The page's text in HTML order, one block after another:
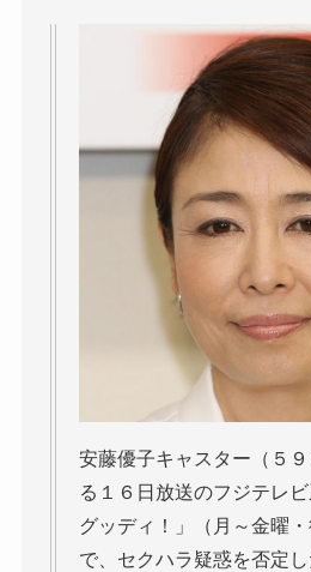
安藤優子キャスター（５
る１６日放送のフジテレ
グッディ！」（月～金曜・
で、セクハラ疑惑を否定